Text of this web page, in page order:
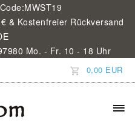
& Kostenfreier Rückversand
Mo. - Fr. 10 - 18 Uhr
0,00 EUR